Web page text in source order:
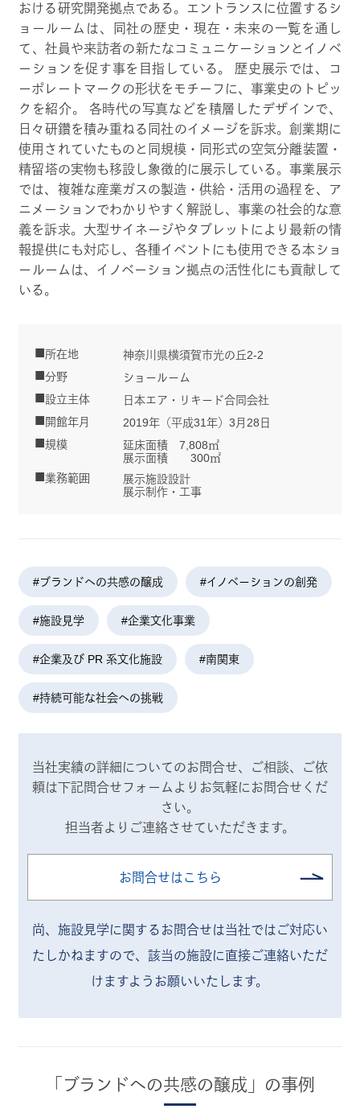
おける研究開発拠点である。エントランスに位置するシ
ョールームは、同社の歴史・現在・未来の一覧を通し
て、社員や来訪者の新たなコミュニケーションとイノベ
ーションを促す事を目指している。 歴史展示では、コ
ーポレートマークの形状をモチーフに、事業史のトピッ
クを紹介。 各時代の写真などを積層したデザインで、
日々研鑽を積み重ねる同社のイメージを訴求。創業期に
使用されていたものと同規模・同形式の空気分離装置・
精留塔の実物も移設し象徴的に展示している。事業展示
では、複雑な産業ガスの製造・供給・活用の過程を、ア
ニメーションでわかりやすく解説し、事業の社会的な意
義を訴求。大型サイネージやタブレットにより最新の情
報提供にも対応し、各種イベントにも使用できる本ショ
ールームは、イノベーション拠点の活性化にも貢献して
いる。
所在地
神奈川県横須賀市光の丘2-2
分野
ショールーム
設立主体
日本エア・リキード合同会社
開館年月
2019年（平成31年）3月28日
規模
延床面積 7,808㎡
展示面積 300㎡
業務範囲
展示施設設計
展示制作・工事
#ブランドへの共感の醸成 #イノベーションの創発
#施設見学 #企業文化事業
#企業及び PR 系文化施設 #南関東
#持続可能な社会への挑戦
当社実績の詳細についてのお問合せ、ご相談、ご依
頼は下記問合せフォームよりお気軽にお問合せくだ
さい。
担当者よりご連絡させていただきます。
お問合せはこちら
尚、施設見学に関するお問合せは当社ではご対応い
たしかねますので、 該当の施設に直接ご連絡いただ
けますようお願いいたします。
「ブランドへの共感の醸成」の事例